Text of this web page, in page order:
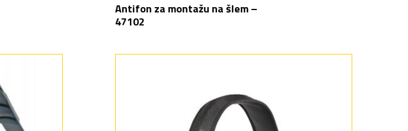
Antifon za montažu na šlem –
47102